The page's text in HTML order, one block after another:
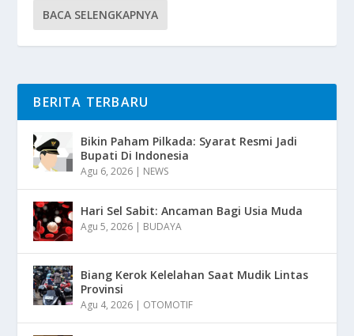
BACA SELENGKAPNYA
BERITA TERBARU
Bikin Paham Pilkada: Syarat Resmi Jadi
Bupati Di Indonesia
Agu 6, 2026 | NEWS
Hari Sel Sabit: Ancaman Bagi Usia Muda
Agu 5, 2026 | BUDAYA
Biang Kerok Kelelahan Saat Mudik Lintas
Provinsi
Agu 4, 2026 | OTOMOTIF